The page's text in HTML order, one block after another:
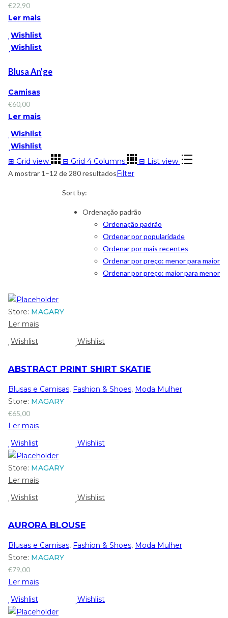
€22,90
Ler mais
Wishlist
Wishlist
Blusa An’ge
Camisas
€60,00
Ler mais
Wishlist
Wishlist
⊞ Grid view ⊟ Grid 4 Columns ⊟ List view
A mostrar 1–12 de 280 resultadosFilter
Sort by:
Ordenação padrão
Ordenação padrão
Ordenar por popularidade
Ordenar por mais recentes
Ordenar por preço: menor para maior
Ordenar por preço: maior para menor
Store: MAGARY
Ler mais
Wishlist
Wishlist
ABSTRACT PRINT SHIRT SKATIE
Blusas e Camisas, Fashion & Shoes, Moda Mulher
Store: MAGARY
€65,00
Ler mais
Wishlist
Wishlist
Store: MAGARY
Ler mais
Wishlist
Wishlist
AURORA BLOUSE
Blusas e Camisas, Fashion & Shoes, Moda Mulher
Store: MAGARY
€79,00
Ler mais
Wishlist
Wishlist